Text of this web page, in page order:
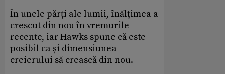
În unele părți ale lumii, înălțimea a
crescut din nou în vremurile
recente, iar Hawks spune că este
posibil ca și dimensiunea
creierului să crească din nou.